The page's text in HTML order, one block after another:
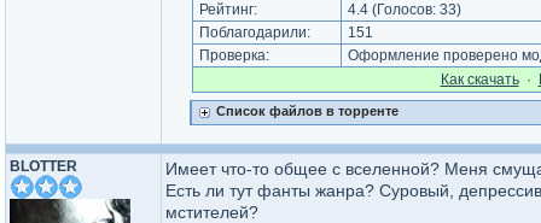
Рейтинг: 4.4(Голосов: 33)
Поблагодарили:
151
Проверка:
Оформление проверено
Как cкачать·
Список файлов в торренте
BLOTTER
Имеет что-то общее с вселенной? Меня
Есть ли тут фанты жанра? Суровый,
мстителей?